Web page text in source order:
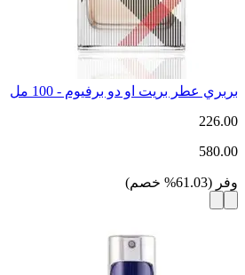
بربري عطر بريت او دو برفيوم - 100 مل
226.00
580.00
وفر (
61.03
% خصم)